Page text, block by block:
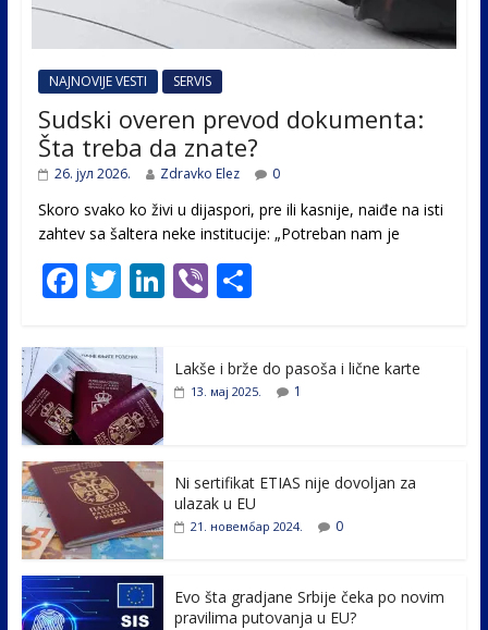
NAJNOVIJE VESTI SERVIS
Sudski overen prevod dokumenta:
Šta treba da znate?
26. јул 2026. Zdravko Elez 0
Skoro svako ko živi u dijaspori, pre ili kasnije, naiđe na isti
zahtev sa šaltera neke institucije: „Potreban nam je
F
e
b
o
o
k
T
itt
er
Li
e
Vi
er
S
ar
e
Lakše i brže do pasoša i lične karte
13. мај 2025. 1
Ni sertifikat ETIAS nije dovoljan za
ulazak u EU
21. новембар 2024. 0
Evo šta gradjane Srbije čeka po novim
pravilima putovanja u EU?